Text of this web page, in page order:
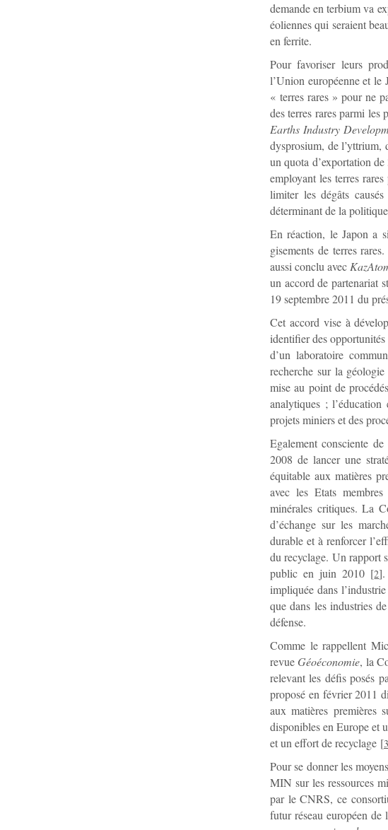
demande en terbium va
éoliennes qui seraient
en ferrite.
Pour favoriser leurs
l’Union européenne et le
« terres rares » pour ne
des terres rares parmi
Earths Industry
dysprosium, de l’yttrium,
un quota d’exportation
employant les terres
limiter les dégâts
déterminant de la
En réaction, le Japon a
gisements de terres
aussi conclu avec
un accord de partenariat
19 septembre 2011 du
Cet accord vise à
identifier des
d’un laboratoire
recherche sur la
mise au point de
analytiques ;
projets miniers et des
Egalement consciente
2008 de lancer une
équitable aux matières
avec les Etats
minérales critiques. La
d’échange sur les
durable et à renforcer
du recyclage. Un rapport
public en juin 2010[2]
impliquée dans
que dans les industries
défense.
Comme le rappellent
revue Géoéconomie, la
relevant les défis posés
proposé en février 2011
aux matières premières
disponibles en Europe et
et un effort de recyclage [3
Pour se donner les
MIN sur les ressources
par le CNRS, ce
futur réseau européen de